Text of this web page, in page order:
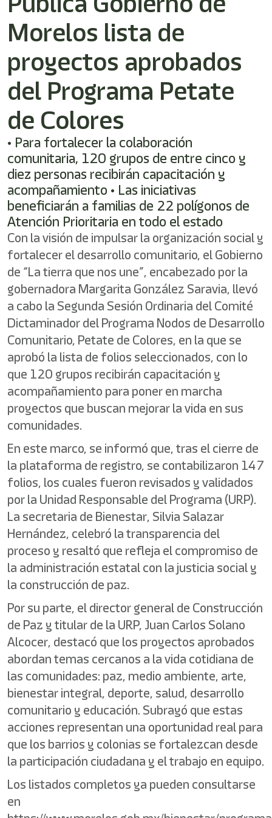
Morelos lista de
proyectos aprobados
del Programa Petate
de Colores
• Para fortalecer la colaboración
comunitaria, 120 grupos de entre cinco y
diez personas recibirán capacitación y
acompañamiento • Las iniciativas
beneficiarán a familias de 22 polígonos de
Atención Prioritaria en todo el estado
Con la visión de impulsar la organización social y
fortalecer el desarrollo comunitario, el Gobierno
de “La tierra que nos une”, encabezado por la
gobernadora Margarita González Saravia, llevó
a cabo la Segunda Sesión Ordinaria del Comité
Dictaminador del Programa Nodos de Desarrollo
Comunitario, Petate de Colores, en la que se
aprobó la lista de folios seleccionados, con lo
que 120 grupos recibirán capacitación y
acompañamiento para poner en marcha
proyectos que buscan mejorar la vida en sus
comunidades.
En este marco, se informó que, tras el cierre de
la plataforma de registro, se contabilizaron 147
folios, los cuales fueron revisados y validados
por la Unidad Responsable del Programa (URP).
La secretaria de Bienestar, Silvia Salazar
Hernández, celebró la transparencia del
proceso y resaltó que refleja el compromiso de
la administración estatal con la justicia social y
la construcción de paz.
Por su parte, el director general de Construcción
de Paz y titular de la URP, Juan Carlos Solano
Alcocer, destacó que los proyectos aprobados
abordan temas cercanos a la vida cotidiana de
las comunidades: paz, medio ambiente, arte,
bienestar integral, deporte, salud, desarrollo
comunitario y educación. Subrayó que estas
acciones representan una oportunidad real para
que los barrios y colonias se fortalezcan desde
la participación ciudadana y el trabajo en equipo.
Los listados completos ya pueden consultarse
en